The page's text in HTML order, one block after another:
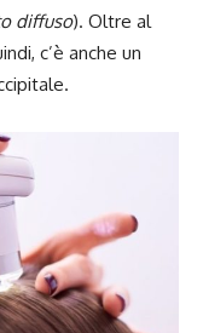
diffuso). Oltre al
c’è anche un